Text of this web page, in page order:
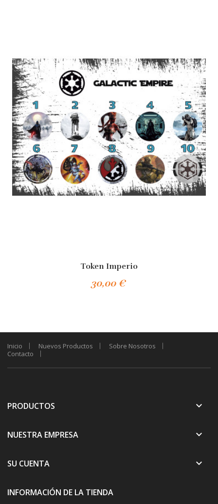
Token Imperio
30,00 €
Inicio Nuevos Productos
Sobre Nosotros
Contacto
PRODUCTOS keyboard_arrow_down
NUESTRA EMPRESA keyboard_arrow_down
SU CUENTA keyboard_arrow_down
INFORMACIÓN DE LA TIENDA